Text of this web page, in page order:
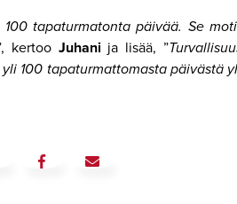
tapaturmatonta päivää. Se
kertoo Juhani ja lisää, ”
100 tapaturmattomasta päivästä